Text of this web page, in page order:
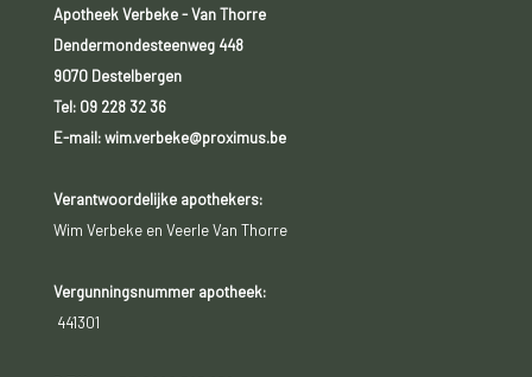
Apotheek Verbeke - Van Thorre
Dendermondesteenweg 448
9070 Destelbergen
Tel: 09 228 32 36
E-mail: wim.verbeke@proximus.be
Verantwoordelijke apothekers:
Wim Verbeke en Veerle Van Thorre
Vergunningsnummer apotheek:
441301